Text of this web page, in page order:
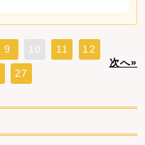
9 10 11 12
27
次へ»